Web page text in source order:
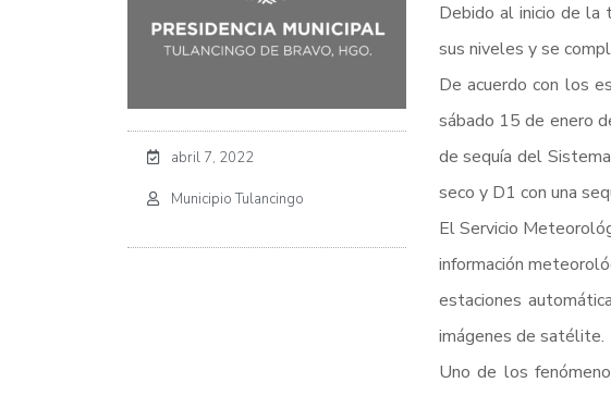
abril 7, 2022
Municipio Tulancingo
Debido al inicio de la
sus niveles y se
De acuerdo con los
sábado 15 de enero
de sequía del
seco y D1 con una
El Servicio
información
estaciones
imágenes de satélite.
Uno de los